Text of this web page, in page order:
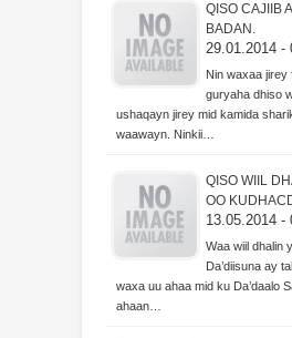
QISO CAJIIB
BADAN.
29.01.2014 -
Nin waxaa jirey
guryaha dhiso
ushaqayn jirey mid kamida
waawayn. Ninkii…
QISO WIIL
OO
13.05.2014 -
Waa wiil dhalin
Da’diisuna ay
waxa uu ahaa mid ku Da’daalo
ahaan…